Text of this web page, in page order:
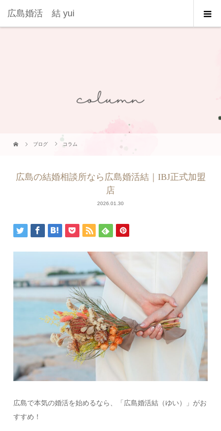
広島婚活 結 yui
ブログ コラム
広島の結婚相談所なら広島婚活結｜IBJ正式加盟
店
2026.01.30
広島で本気の婚活を始めるなら、「広島婚活結（ゆい）」がお
すすめ！